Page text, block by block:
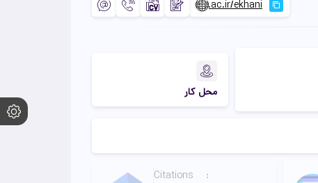
محل کار
Citations
: